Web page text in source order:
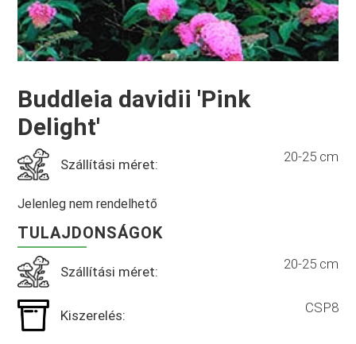
Buddleia davidii 'Pink
Delight'
Szállítási méret: 20-25 cm
Jelenleg nem rendelhető
TULAJDONSÁGOK
Szállítási méret: 20-25 cm
Kiszerelés: CSP8